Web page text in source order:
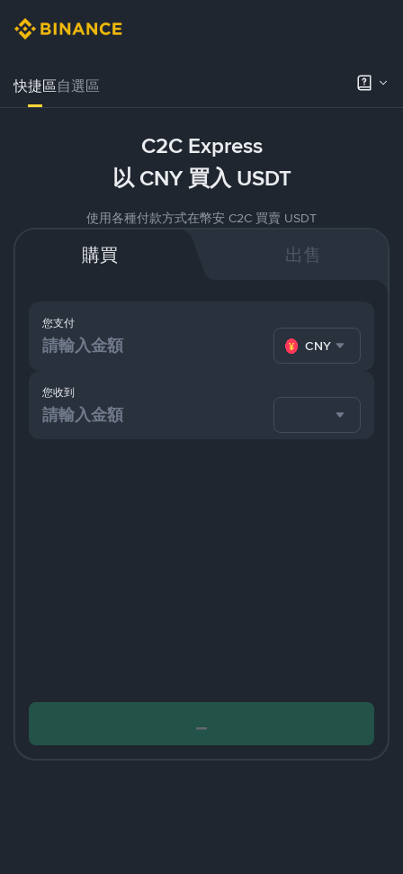
快捷區自選區
C2C Express
以 CNY 買入 USDT
使用各種付款方式在幣安 C2C 買賣 USDT
購買 出售
您支付
CNY
您收到